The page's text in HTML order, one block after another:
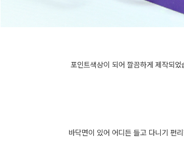
포인트색상이 되어 깔끔하게 제작되었
바닥면이 있어 어디든 들고 다니기 편